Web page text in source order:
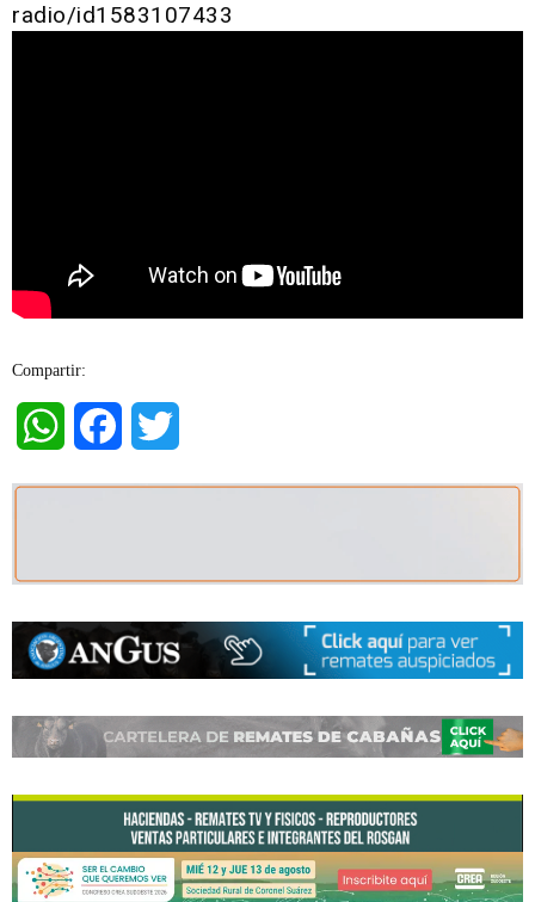
radio/id1583107433
Compartir:
WhatsAppFacebook